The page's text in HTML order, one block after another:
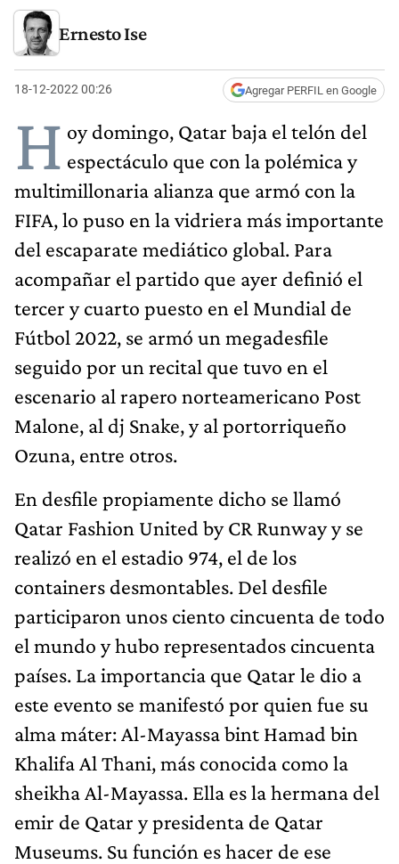
Ernesto Ise
18-12-2022 00:26 Agregar PERFIL en Google
H oy domingo, Qatar baja el telón del
espectáculo que con la polémica y
multimillonaria alianza que armó con la
FIFA, lo puso en la vidriera más importante
del escaparate mediático global. Para
acompañar el partido que ayer definió el
tercer y cuarto puesto en el Mundial de
Fútbol 2022, se armó un megadesfile
seguido por un recital que tuvo en el
escenario al rapero norteamericano Post
Malone, al dj Snake, y al portorriqueño
Ozuna, entre otros.
En desfile propiamente dicho se llamó
Qatar Fashion United by CR Runway y se
realizó en el estadio 974, el de los
containers desmontables. Del desfile
participaron unos ciento cincuenta de todo
el mundo y hubo representados cincuenta
países. La importancia que Qatar le dio a
este evento se manifestó por quien fue su
alma máter: Al-Mayassa bint Hamad bin
Khalifa Al Thani, más conocida como la
sheikha Al-Mayassa. Ella es la hermana del
emir de Qatar y presidenta de Qatar
Museums. Su función es hacer de ese